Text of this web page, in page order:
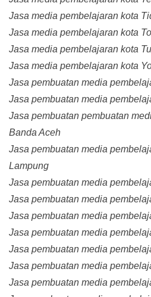
Jasa media pembelajaran kota
Jasa media pembelajaran kota
Jasa media pembelajaran kota
Jasa media pembelajaran kota
Jasa pembuatan media
Jasa pembuatan media
Jasa pembuatan pembuatan
Banda Aceh
Jasa pembuatan media
Lampung
Jasa pembuatan media
Jasa pembuatan media
Jasa pembuatan media
Jasa pembuatan media
Jasa pembuatan media
Jasa pembuatan media
Jasa pembuatan media